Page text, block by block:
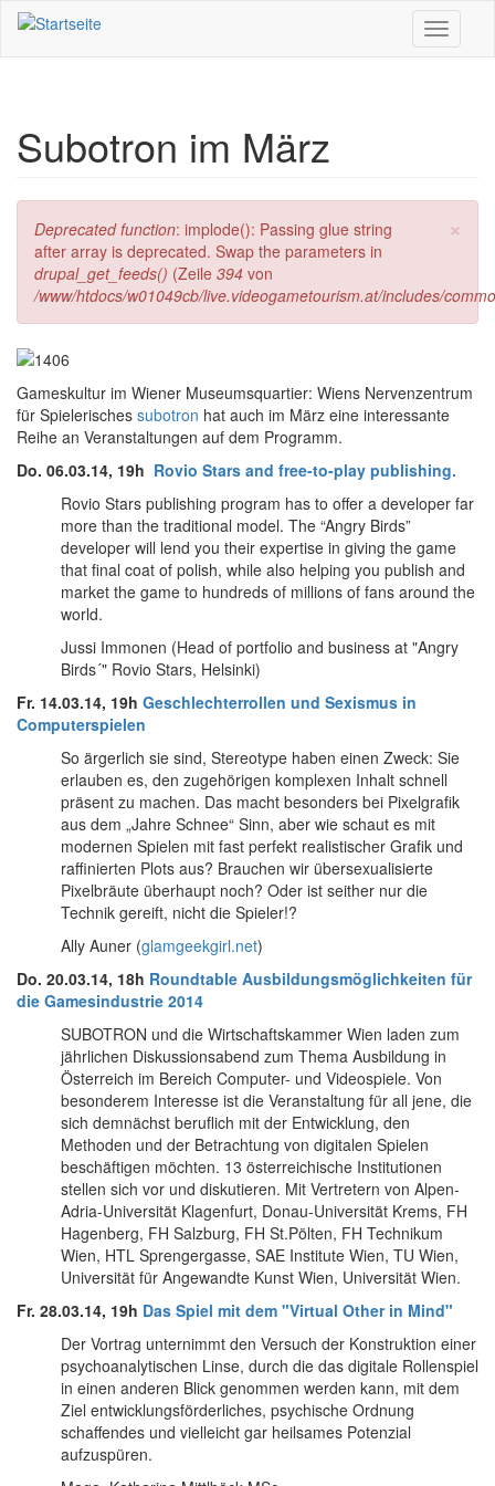
Direkt zum Inhalt
Toggle
Subotron im März
×
Fehlermeldung
Deprecated function: implode(): Passing glue string
after array is deprecated. Swap the parameters in
drupal_get_feeds() (Zeile 394 von
/www/htdocs/w01049cb/live.videogametourism.at/includes/
Gameskultur im Wiener Museumsquartier: Wiens Nervenzentrum
für Spielerisches subotron hat auch im März eine interessante
Reihe an Veranstaltungen auf dem Programm.
Do. 06.03.14, 19h Rovio Stars and free-to-play publishing.
Rovio Stars publishing program has to offer a developer far
more than the traditional model. The “Angry Birds”
developer will lend you their expertise in giving the game
that final coat of polish, while also helping you publish and
market the game to hundreds of millions of fans around the
world.
Jussi Immonen (Head of portfolio and business at "Angry
Birds´" Rovio Stars, Helsinki)
Fr. 14.03.14, 19h Geschlechterrollen und Sexismus in
Computerspielen
So ärgerlich sie sind, Stereotype haben einen Zweck: Sie
erlauben es, den zugehörigen komplexen Inhalt schnell
präsent zu machen. Das macht besonders bei Pixelgrafik
aus dem „Jahre Schnee“ Sinn, aber wie schaut es mit
modernen Spielen mit fast perfekt realistischer Grafik und
raffinierten Plots aus? Brauchen wir übersexualisierte
Pixelbräute überhaupt noch? Oder ist seither nur die
Technik gereift, nicht die Spieler!?
Ally Auner (glamgeekgirl.net)
Do. 20.03.14, 18h Roundtable Ausbildungsmöglichkeiten für
die Gamesindustrie 2014
SUBOTRON und die Wirtschaftskammer Wien laden zum
jährlichen Diskussionsabend zum Thema Ausbildung in
Österreich im Bereich Computer- und Videospiele. Von
besonderem Interesse ist die Veranstaltung für all jene, die
sich demnächst beruflich mit der Entwicklung, den
Methoden und der Betrachtung von digitalen Spielen
beschäftigen möchten. 13 österreichische Institutionen
stellen sich vor und diskutieren. Mit Vertretern von Alpen-
Adria-Universität Klagenfurt, Donau-Universität Krems, FH
Hagenberg, FH Salzburg, FH St.Pölten, FH Technikum
Wien, HTL Sprengergasse, SAE Institute Wien, TU Wien,
Universität für Angewandte Kunst Wien, Universität Wien.
Fr. 28.03.14, 19h Das Spiel mit dem "Virtual Other in Mind"
Der Vortrag unternimmt den Versuch der Konstruktion einer
psychoanalytischen Linse, durch die das digitale Rollenspiel
in einen anderen Blick genommen werden kann, mit dem
Ziel entwicklungsförderliches, psychische Ordnung
schaffendes und vielleicht gar heilsames Potenzial
aufzuspüren.